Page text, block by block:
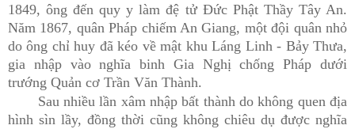
1849, ông đến quy y làm đệ tử Đức Phật Thầy Tây An.
Năm 1867, quân Pháp chiếm An Giang, một đội quân nhỏ
do ông chỉ huy đã kéo về mật khu Láng Linh - Bảy Thưa,
gia nhập vào nghĩa binh Gia Nghị chống Pháp dưới
trướng Quản cơ Trần Văn Thành.
Sau nhiều lần xâm nhập bất thành do không quen địa
hình sìn lầy, đồng thời cũng không chiêu dụ được nghĩa